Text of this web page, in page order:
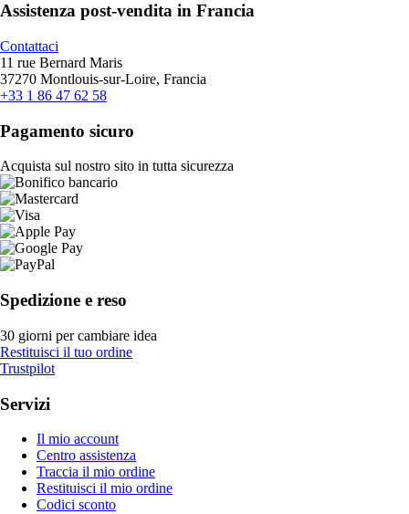
Assistenza post-vendita in Francia
Contattaci
11 rue Bernard Maris
37270 Montlouis-sur-Loire, Francia
+33 1 86 47 62 58
Pagamento sicuro
Acquista sul nostro sito in tutta sicurezza
Spedizione e reso
30 giorni per cambiare idea
Restituisci il tuo ordine
Trustpilot
Servizi
Il mio account
Centro assistenza
Traccia il mio ordine
Restituisci il mio ordine
Codici sconto